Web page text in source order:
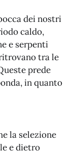
dei nostri
caldo,
e serpenti
tra le
prede
in quanto
la selezione
e dietro